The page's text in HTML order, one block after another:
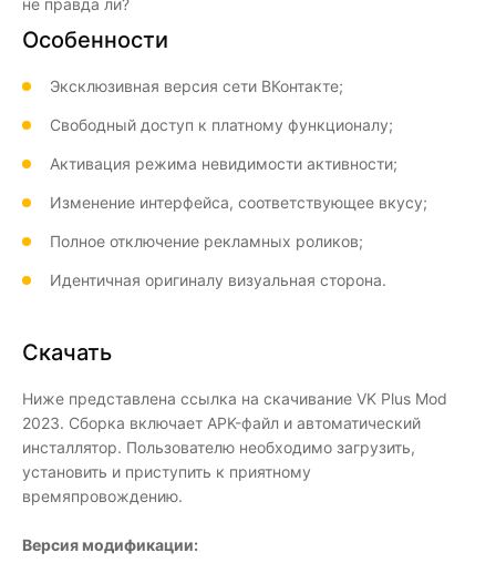
не правда ли?
Особенности
Эксклюзивная версия сети ВКонтакте;
Свободный доступ к платному функционалу;
Активация режима невидимости активности;
Изменение интерфейса, соответствующее вкусу;
Полное отключение рекламных роликов;
Идентичная оригиналу визуальная сторона.
Скачать
Ниже представлена ссылка на скачивание VK Plus Mod
2023. Сборка включает APK-файл и автоматический
инсталлятор. Пользователю необходимо загрузить,
установить и приступить к приятному
времяпровождению.
Версия модификации: